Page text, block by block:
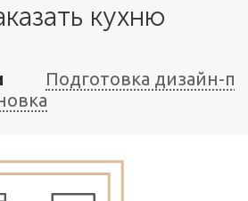
кухню
Подготовка дизайн-